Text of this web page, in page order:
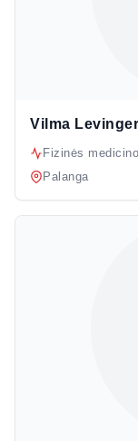
Vilma Levinger
Fizinės
Palanga